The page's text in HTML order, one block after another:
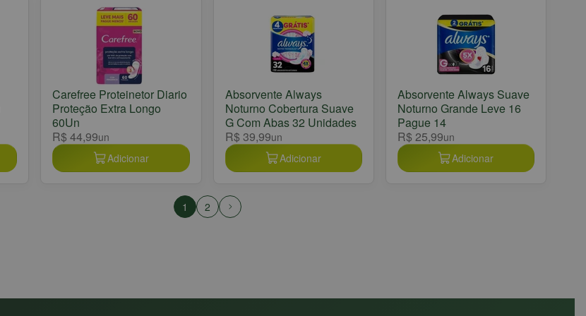
Carefree Proteinetor Diario
Proteção Extra Longo
60Un
R$ 44,99un
Adicionar
Absorvente Always
Noturno Cobertura Suave
G Com Abas 32 Unidades
R$ 39,99un
Adicionar
Absorvente Always Suave
Noturno Grande Leve 16
Pague 14
R$ 25,99un
Adicionar
1 2